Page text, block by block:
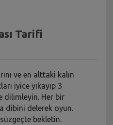
Tarifi
ve en alttaki kalın
iyice yıkayıp 3
dilimleyin. Her bir
dibini delerek oyun.
bekletin.